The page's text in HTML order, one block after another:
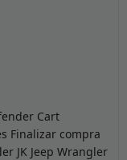
Cart
Finalizar compra
JK Jeep Wrangler